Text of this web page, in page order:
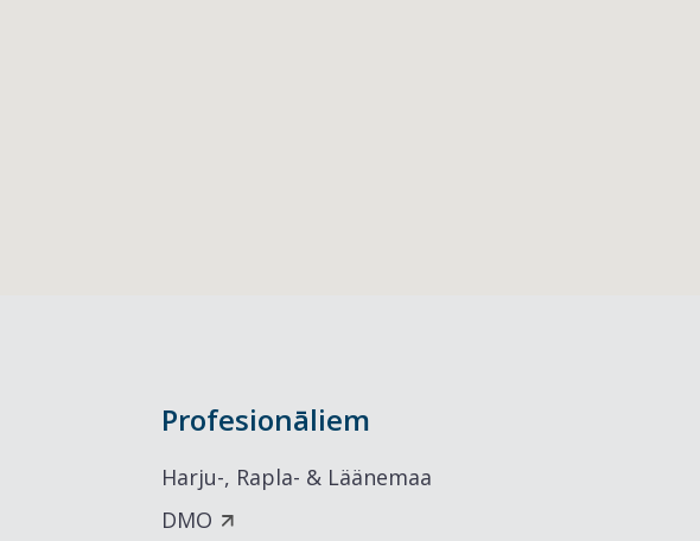
Profesionāliem
Harju-, Rapla- & Läänemaa
DMO